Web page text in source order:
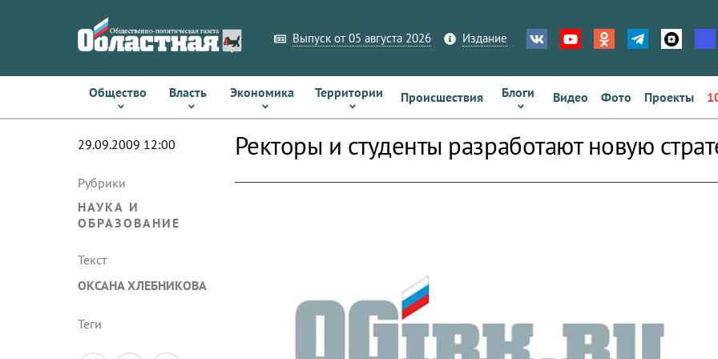
Выпуск от 05 августа 2026 Издание
Общество Власть Экономика Территории Происшествия Блоги Видео Фото Проекты
29.09.2009 12:00
Рубрики
НАУКА И
ОБРАЗОВАНИЕ
Текст
ОКСАНА ХЛЕБНИКОВА
Теги
Ректоры и студенты разработают новую